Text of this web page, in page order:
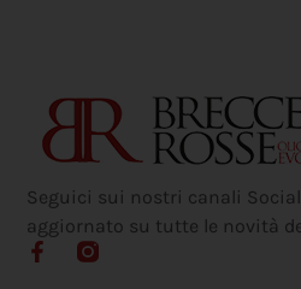
Seguici sui nostri canali
aggiornato su tutte le novità